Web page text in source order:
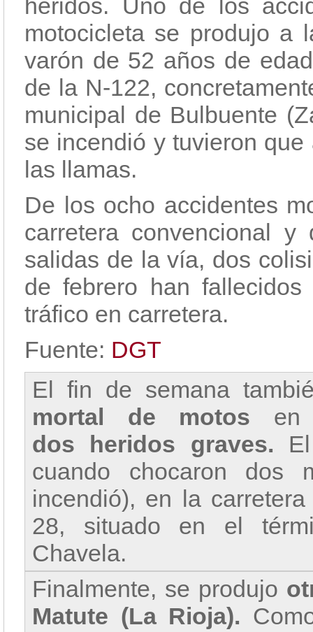
heridos. Uno de los
motocicleta se produjo a
varón de 52 años de
de la N-122,
municipal de Bulbuente
se incendió y tuvieron
las llamas.
De los ocho accidentes
carretera convencional
salidas de la vía, dos
de febrero han
tráfico en carretera.
Fuente: DGT
El fin de semana
mortal de motos en
dos heridos graves.
cuando chocaron dos
incendió), en la
28, situado en el
Chavela.
Finalmente, se produjo
Matute (La Rioja).